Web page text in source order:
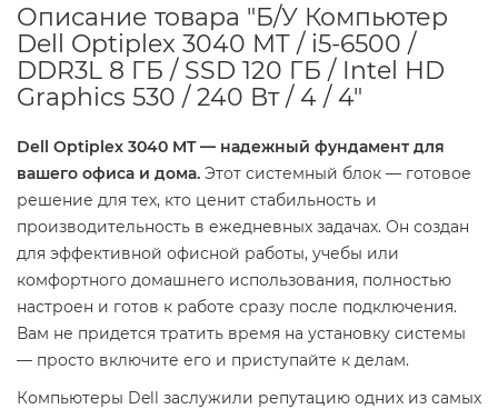
Описание товара "Б/У Компьютер
Dell Optiplex 3040 MT / i5-6500 /
DDR3L 8 ГБ / SSD 120 ГБ / Intel HD
Graphics 530 / 240 Вт / 4 / 4"
Dell Optiplex 3040 MT — надежный фундамент для
вашего офиса и дома. Этот системный блок — готовое
решение для тех, кто ценит стабильность и
производительность в ежедневных задачах. Он создан
для эффективной офисной работы, учебы или
комфортного домашнего использования, полностью
настроен и готов к работе сразу после подключения.
Вам не придется тратить время на установку системы
— просто включите его и приступайте к делам.
Компьютеры Dell заслужили репутацию одних из самых